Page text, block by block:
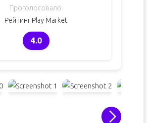
Проголосовало:
Рейтинг Play Market
4.0